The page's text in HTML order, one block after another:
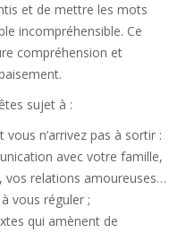
et de mettre les mots
incompréhensible. Ce
compréhension et
sujet à :
n’arrivez pas à sortir :
avec votre famille,
vos relations amoureuses…
vous réguler ;
qui amènent de